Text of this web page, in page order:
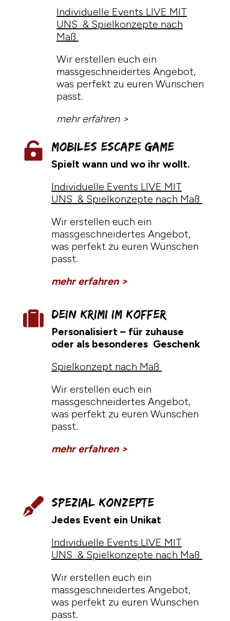
Individuelle Events LIVE MIT
UNS & Spielkonzepte nach
Maß
Wir erstellen euch ein
massgeschneidertes Angebot,
was perfekt zu euren Wünschen
passt.
mehr erfahren >
 Mobiles Escape Game
Spielt wann und wo ihr wollt.
Individuelle Events LIVE MIT
UNS & Spielkonzepte nach Maß
Wir erstellen euch ein
massgeschneidertes Angebot,
was perfekt zu euren Wünschen
passt.
mehr erfahren >
 Dein Krimi im koffer
Personalisiert – für zuhause
oder als besonderes Geschenk
Spielkonzept nach Maß
Wir erstellen euch ein
massgeschneidertes Angebot,
was perfekt zu euren Wünschen
passt.
mehr erfahren >
 Spezial Konzepte
Jedes Event ein Unikat
Individuelle Events LIVE MIT
UNS & Spielkonzepte nach Maß
Wir erstellen euch ein
massgeschneidertes Angebot,
was perfekt zu euren Wünschen
passt.